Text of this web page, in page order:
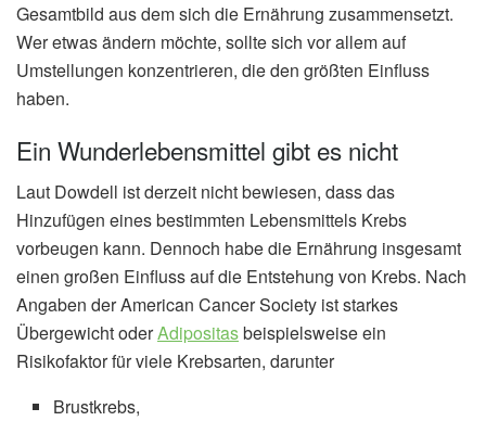
Gesamtbild aus dem sich die Ernährung zusammensetzt.
Wer etwas ändern möchte, sollte sich vor allem auf
Umstellungen konzentrieren, die den größten Einfluss
haben.
Ein Wunderlebensmittel gibt es nicht
Laut Dowdell ist derzeit nicht bewiesen, dass das
Hinzufügen eines bestimmten Lebensmittels Krebs
vorbeugen kann. Dennoch habe die Ernährung insgesamt
einen großen Einfluss auf die Entstehung von Krebs. Nach
Angaben der American Cancer Society ist starkes
Übergewicht oderAdipositasbeispielsweise ein
Risikofaktor für viele Krebsarten, darunter
Brustkrebs,